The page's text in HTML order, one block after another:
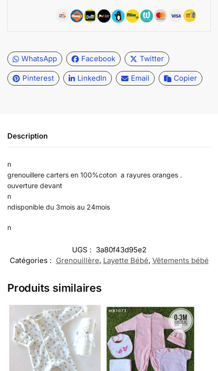
WhatsApp Facebook Twitter
Pinterest LinkedIn Email Copier
Description
n
grenouillere carters en 100%coton a rayures oranges .
ouverture devant
n
ndisponible du 3mois au 24mois
n
UGS : 3a80f43d95e2
Catégories : Grenouillère, Layette Bébé, Vêtements bébé
Produits similaires